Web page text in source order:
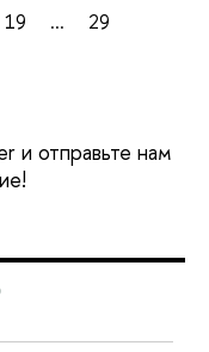
19 ... 29
и отправьте нам